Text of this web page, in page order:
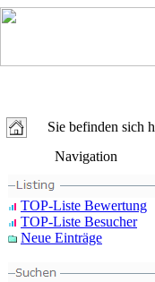
Sie befinden sich
Navigation
TOP-Liste Bewertung
TOP-Liste Besucher
Neue Einträge